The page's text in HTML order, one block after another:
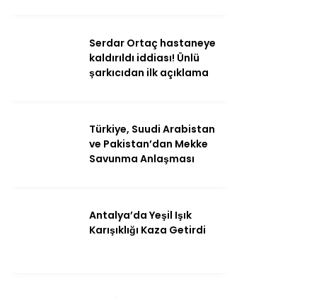
Teknoloji
Serdar Ortaç hastaneye
kaldırıldı iddiası! Ünlü
şarkıcıdan ilk açıklama
Türkiye, Suudi Arabistan
ve Pakistan’dan Mekke
Savunma Anlaşması
Antalya’da Yeşil Işık
Karışıklığı Kaza Getirdi